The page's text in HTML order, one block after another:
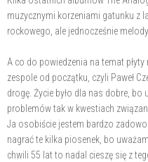
muzycznymi korzeniami gatunku z
rockowego, ale jednocześnie
A co do powiedzenia na temat
zespole od początku, czyli Paweł
drogę. Życie było dla nas dobre,
problemów tak w kwestiach
Ja osobiście jestem bardzo
nagrać te kilka piosenek, bo
chwili 55 lat to nadal cieszę się z